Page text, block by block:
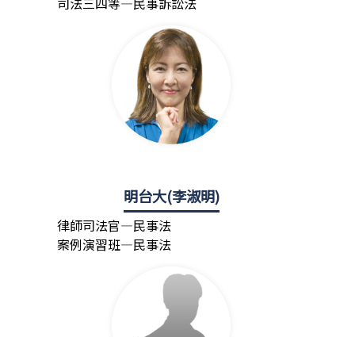
明台大(李淑明)
律師司法官—民事法
案例演習班—民事法